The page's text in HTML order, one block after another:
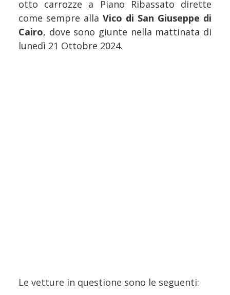
otto carrozze a Piano Ribassato dirette
come sempre alla Vico di San Giuseppe di
Cairo, dove sono giunte nella mattinata di
lunedì 21 Ottobre 2024.
Le vetture in questione sono le seguenti: